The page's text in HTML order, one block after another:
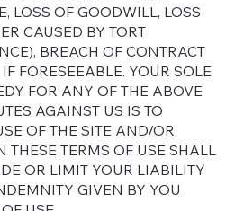
LOSS OF GOODWILL, LOSS
CAUSED BY TORT
BREACH OF CONTRACT
FORESEEABLE. YOUR SOLE
FOR ANY OF THE ABOVE
AGAINST US IS TO
OF THE SITE AND/OR
THESE TERMS OF USE SHALL
OR LIMIT YOUR LIABILITY
GIVEN BY YOU